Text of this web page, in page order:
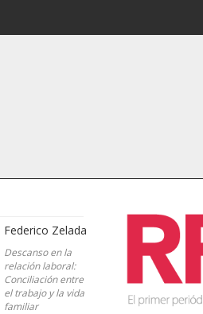
Federico Zelada
Descanso en la
relación laboral:
Conciliación entre
el trabajo y la vida
familiar